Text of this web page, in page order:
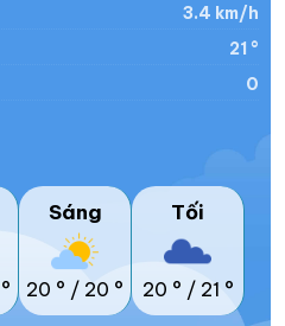
3.4 km/h
21 °
0
Sáng
20 ° / 20 °
Tối
20 ° / 21 °